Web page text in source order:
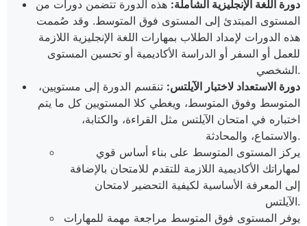
دورة اللغة الإنجليزية الشاملة: هذه الدورة تتضمن دورات من
المستوى المبتدئ إلى المستوى فوق المتوسط. وقد صُممت
هذه الدورات لإمداد الطلاب بمهارات اللغة الإنجليزية اللازمة
للعمل أو السفر أو الدراسة الأكاديمية أو تحسين المستوى
الشخصي.
دورة الاستعداد لاختبار الآيلتس: تنقسم الدورة إلى مستويين،
المتوسط وفوق المتوسط، ويغطي كلا المستويين كل ما يتم
اختباره في امتحان الآيلتس مثل القراءة، والكتابة،
والاستماع، والمحادثة.
يركز المستوى المتوسط على بناء أساس قوي
لمهاراتك الأكاديمية اللازمة للتقدم للامتحان بالإضافة
إلى المعرفة الأساسية لكيفية التحضير لامتحان
الآيلتس.
يوفر المستوى فوق المتوسط مراجعة مهمة للمهارات